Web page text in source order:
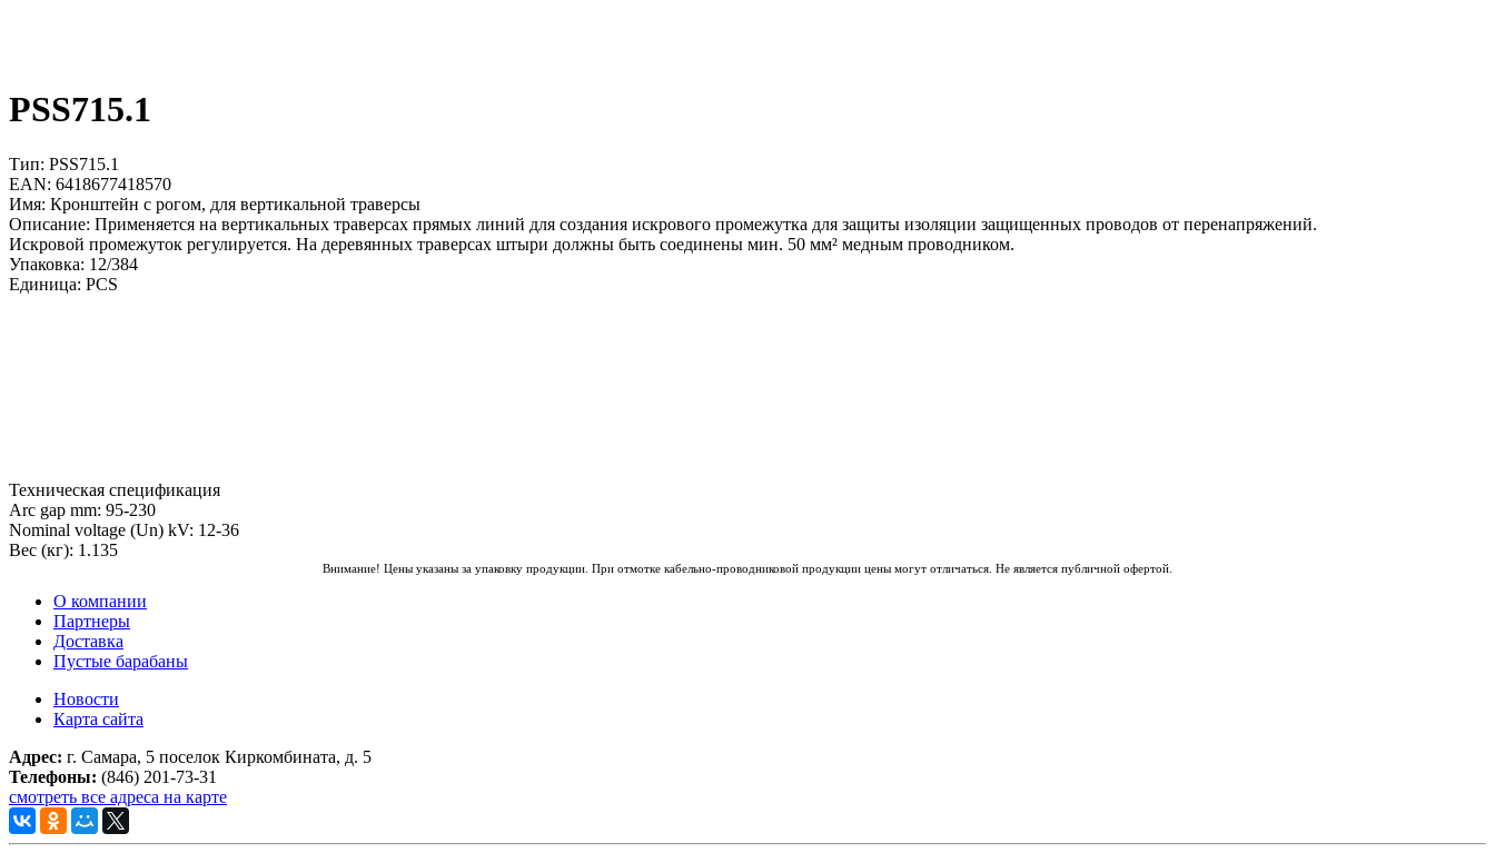
PSS715.1
Тип: PSS715.1
EAN: 6418677418570
Имя: Кронштейн с рогом, для вертикальной траверсы
Описание: Применяется на вертикальных траверсах прямых линий для создания искрового промежутка для защиты изоляции защищенных проводов от перенапряжений.
Искровой промежуток регулируется. На деревянных траверсах штыри должны быть соединены мин. 50 мм² медным проводником.
Упаковка: 12/384
Единица: PCS
Техническая спецификация
Arc gap mm: 95-230
Nominal voltage (Un) kV: 12-36
Вес (кг): 1.135
Внимание! Цены указаны за упаковку продукции. При отмотке кабельно-проводниковой продукции цены могут отличаться. Не является публичной офертой.
О компании
Партнеры
Доставка
Пустые барабаны
Новости
Карта сайта
Адрес: г. Самара, 5 поселок Киркомбината, д. 5
Телефоны: (846) 201-73-31
смотреть все адреса на карте